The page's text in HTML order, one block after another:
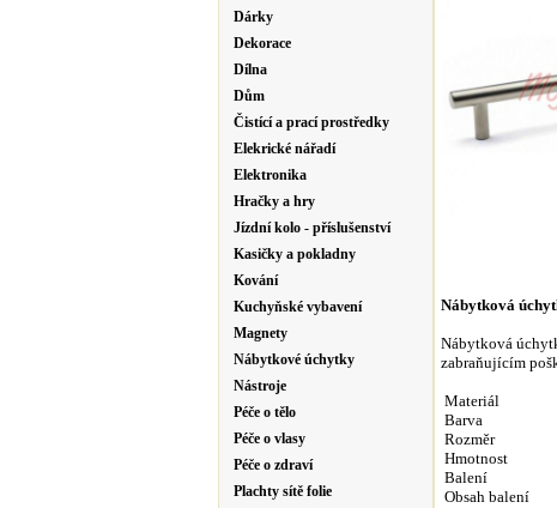
Dárky
Dekorace
Dílna
Dům
Čistící a prací prostředky
Elekrické nářadí
Elektronika
Hračky a hry
Jízdní kolo - příslušenství
Kasičky a pokladny
Kování
Kuchyňské vybavení
Magnety
Nábytkové úchytky
Nástroje
Péče o tělo
Péče o vlasy
Péče o zdraví
Plachty sítě folie
Nábytková
Nábytková
zabraňujícím
Materiál
Barva
Rozměr
Hmotnost
Balení
Obsah balení